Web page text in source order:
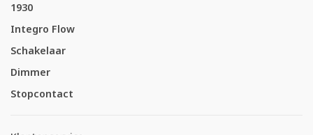
1930
Integro Flow
Schakelaar
Dimmer
Stopcontact